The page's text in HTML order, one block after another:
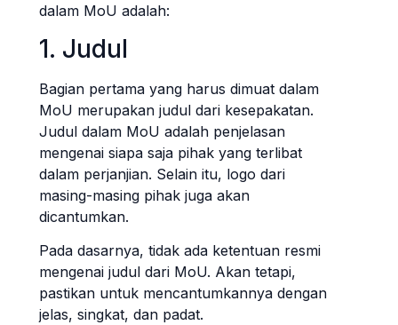
dalam MoU adalah:
1. Judul
Bagian pertama yang harus dimuat dalam
MoU merupakan judul dari kesepakatan.
Judul dalam MoU adalah penjelasan
mengenai siapa saja pihak yang terlibat
dalam perjanjian. Selain itu, logo dari
masing-masing pihak juga akan
dicantumkan.
Pada dasarnya, tidak ada ketentuan resmi
mengenai judul dari MoU. Akan tetapi,
pastikan untuk mencantumkannya dengan
jelas, singkat, dan padat.